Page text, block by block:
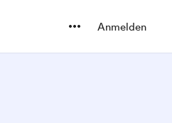
Anmelden